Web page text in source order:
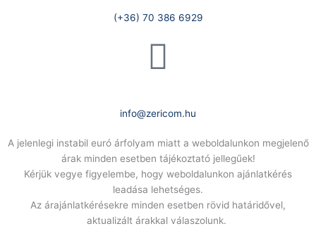
(+36) 70 386 6929
info@zericom.hu
A jelenlegi instabil euró árfolyam miatt a weboldalunkon megjelenő
árak minden esetben tájékoztató jellegűek!
Kérjük vegye figyelembe, hogy weboldalunkon ajánlatkérés
leadása lehetséges.
Az árajánlatkérésekre minden esetben rövid határidővel,
aktualizált árakkal válaszolunk.